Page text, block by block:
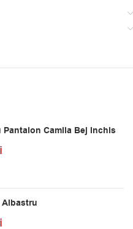
Camila Bej Inchis
Albastru